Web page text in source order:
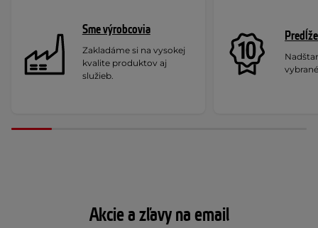
Sme výrobcovia
Zakladáme si na vysokej
kvalite produktov aj
služieb.
Akcie a zľavy na email